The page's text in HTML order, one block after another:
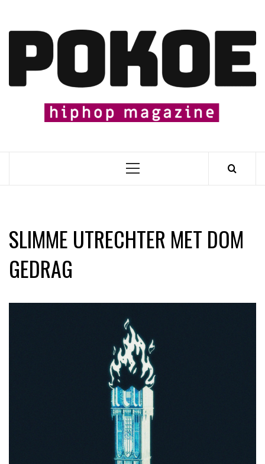
content
Primary
SLIMME UTRECHTER MET DOM
GEDRAG